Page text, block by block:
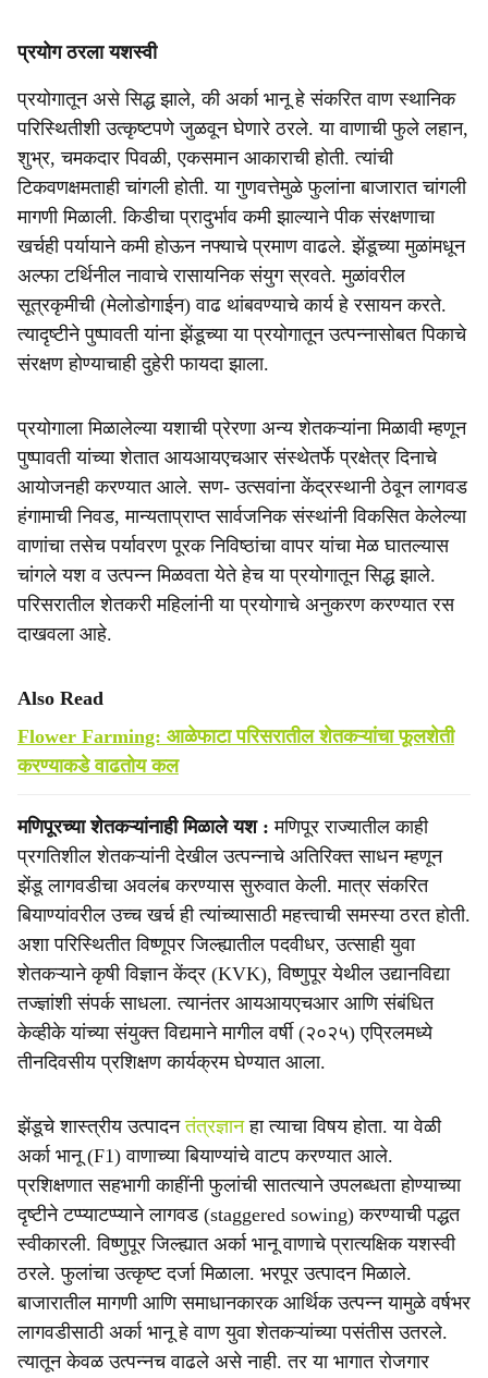
प्रयोग ठरला यशस्वी
प्रयोगातून असे सिद्ध झाले, की अर्का भानू हे संकरित वाण स्थानिक
परिस्थितीशी उत्कृष्टपणे जुळवून घेणारे ठरले. या वाणाची फुले लहान,
शुभ्र, चमकदार पिवळी, एकसमान आकाराची होती. त्यांची
टिकवणक्षमताही चांगली होती. या गुणवत्तेमुळे फुलांना बाजारात चांगली
मागणी मिळाली. किडीचा प्रादुर्भाव कमी झाल्याने पीक संरक्षणाचा
खर्चही पर्यायाने कमी होऊन नफ्याचे प्रमाण वाढले. झेंडूच्या मुळांमधून
अल्फा टर्थिनील नावाचे रासायनिक संयुग स्रवते. मुळांवरील
सूत्रकृमीची (मेलोडोगाईन) वाढ थांबवण्याचे कार्य हे रसायन करते.
त्यादृष्टीने पुष्पावती यांना झेंडूच्या या प्रयोगातून उत्पन्नासोबत पिकाचे
संरक्षण होण्याचाही दुहेरी फायदा झाला.
प्रयोगाला मिळालेल्या यशाची प्रेरणा अन्य शेतकऱ्यांना मिळावी म्हणून
पुष्पावती यांच्या शेतात आयआयएचआर संस्थेतर्फे प्रक्षेत्र दिनाचे
आयोजनही करण्यात आले. सण- उत्सवांना केंद्रस्थानी ठेवून लागवड
हंगामाची निवड, मान्यताप्राप्त सार्वजनिक संस्थांनी विकसित केलेल्या
वाणांचा तसेच पर्यावरण पूरक निविष्ठांचा वापर यांचा मेळ घातल्यास
चांगले यश व उत्पन्न मिळवता येते हेच या प्रयोगातून सिद्ध झाले.
परिसरातील शेतकरी महिलांनी या प्रयोगाचे अनुकरण करण्यात रस
दाखवला आहे.
Also Read
Flower Farming: आळेफाटा परिसरातील शेतकऱ्यांचा फूलशेती
करण्याकडे वाढतोय कल
मणिपूरच्या शेतकऱ्यांनाही मिळाले यश : मणिपूर राज्यातील काही
प्रगतिशील शेतकऱ्यांनी देखील उत्पन्नाचे अतिरिक्त साधन म्हणून
झेंडू लागवडीचा अवलंब करण्यास सुरुवात केली. मात्र संकरित
बियाण्यांवरील उच्च खर्च ही त्यांच्यासाठी महत्त्वाची समस्या ठरत होती.
अशा परिस्थितीत विष्णूपर जिल्ह्यातील पदवीधर, उत्साही युवा
शेतकऱ्याने कृषी विज्ञान केंद्र (KVK), विष्णुपूर येथील उद्यानविद्या
तज्ज्ञांशी संपर्क साधला. त्यानंतर आयआयएचआर आणि संबंधित
केव्हीके यांच्या संयुक्त विद्यमाने मागील वर्षी (२०२५) एप्रिलमध्ये
तीनदिवसीय प्रशिक्षण कार्यक्रम घेण्यात आला.
झेंडूचे शास्त्रीय उत्पादनतंत्रज्ञानहा त्याचा विषय होता. या वेळी
अर्का भानू (F1) वाणाच्या बियाण्यांचे वाटप करण्यात आले.
प्रशिक्षणात सहभागी काहींनी फुलांची सातत्याने उपलब्धता होण्याच्या
दृष्टीने टप्प्याटप्प्याने लागवड (staggered sowing) करण्याची पद्धत
स्वीकारली. विष्णुपूर जिल्ह्यात अर्का भानू वाणाचे प्रात्यक्षिक यशस्वी
ठरले. फुलांचा उत्कृष्ट दर्जा मिळाला. भरपूर उत्पादन मिळाले.
बाजारातील मागणी आणि समाधानकारक आर्थिक उत्पन्न यामुळे वर्षभर
लागवडीसाठी अर्का भानू हे वाण युवा शेतकऱ्यांच्या पसंतीस उतरले.
त्यातून केवळ उत्पन्नच वाढले असे नाही. तर या भागात रोजगार